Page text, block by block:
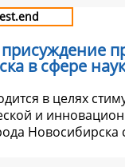
присуждение
в сфере
в целях
и